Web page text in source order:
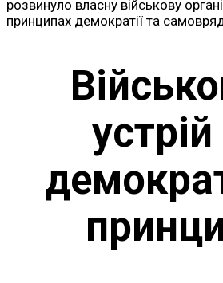
розвинуло власну військову
принципах демократії та